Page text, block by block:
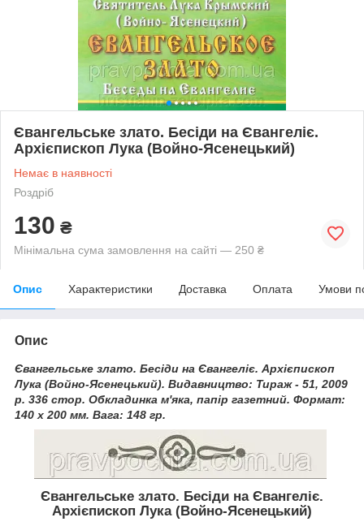
Євангельське злато. Бесіди на Євангеліє.
Архієпископ Лука (Войно-Ясенецький)
Немає в наявності
Роздріб
130 ₴
Мінімальна сума замовлення на сайті — 250 ₴
Опис Характеристики Доставка Оплата Умови
Опис
Євангельське злато. Бесіди на Євангеліє. Архієпископ
Лука (Войно-Ясенецький). Видавництво: Тираж - 51, 2009
р. 336 стор. Обкладинка м'яка, папір газетний. Формат:
140 х 200 мм. Вага: 148 гр.
Євангельське злато. Бесіди на Євангеліє.
Архієпископ Лука (Войно-Ясенецький)